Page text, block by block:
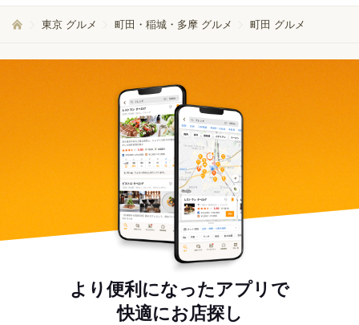
東京 グルメ 町田・稲城・多摩 グルメ 町田 グルメ
より便利になったアプリで
快適にお店探し